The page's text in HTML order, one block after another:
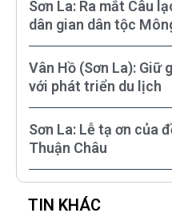
Sơn La: Ra mắt Câu
dân gian dân tộc
Vân Hồ (Sơn La): Giữ
với phát triển du lịch
Sơn La: Lễ tạ ơn của
Thuận Châu
TIN KHÁC